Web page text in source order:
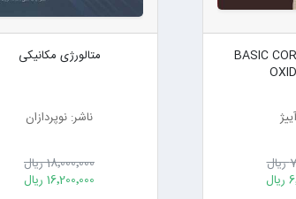
BASIC
متالورژی مکانیکی
ناشر: نوپردازان
18٬000٬000 ریال
16٬200٬000 ریال